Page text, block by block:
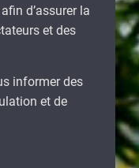
d’assurer la
et des
informer des
et de